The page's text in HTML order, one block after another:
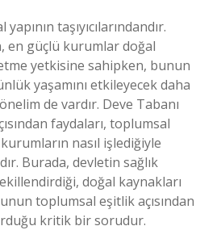
taşıyıcılarındandır.
en güçlü kurumlar doğal
yetkisine sahipken, bunun
yaşamını etkileyecek daha
de vardır. Deve Tabanı
faydaları, toplumsal
nasıl işlediğiyle
Burada, devletin sağlık
doğal kaynakları
toplumsal eşitlik açısından
kritik bir sorudur.